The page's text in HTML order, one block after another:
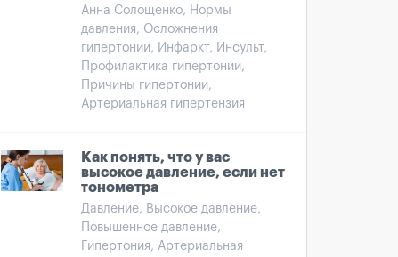
Анна Солощенко, Нормы
давления, Осложнения
гипертонии, Инфаркт, Инсульт,
Профилактика гипертонии,
Причины гипертонии,
Артериальная гипертензия
Как понять, что у вас
высокое давление, если нет
тонометра
Давление, Высокое давление,
Повышенное давление,
Гипертония, Артериальная